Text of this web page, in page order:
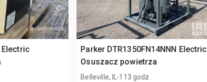
Electric
Parker DTR1350FN14NNN Electric
Osuszacz powietrza
Belleville, IL.113 godz.